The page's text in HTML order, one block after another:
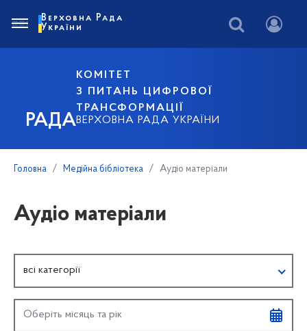
РАДА
КОМІТЕТ
З ПИТАНЬ ЦИФРОВОЇ
ТРАНСФОРМАЦІЇ
ВЕРХОВНА РАДА УКРАЇНИ
Верховна Рада
України
Головна Медійна бібліотека Аудіо матеріали
Аудіо матеріали
всі категорії